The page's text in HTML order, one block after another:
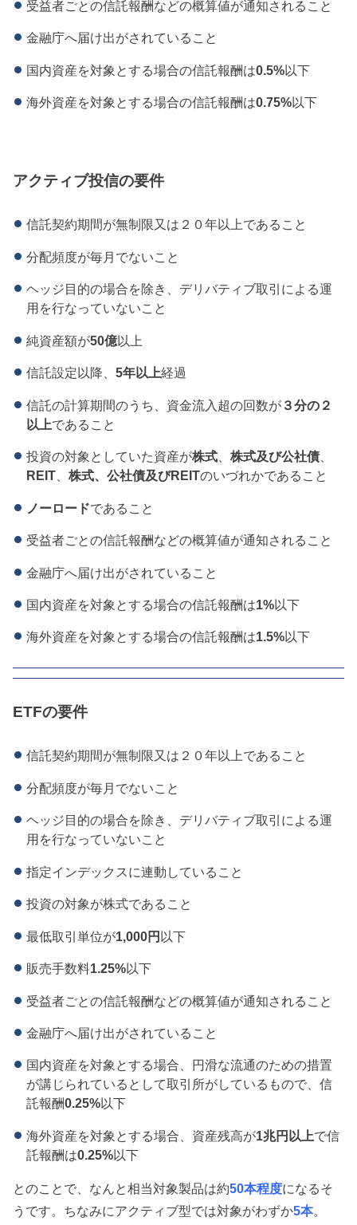
受益者ごとの信託報酬などの概算値が通知されること
金融庁へ届け出がされていること
国内資産を対象とする場合の信託報酬は0.5%以下
海外資産を対象とする場合の信託報酬は0.75%以下
アクティブ投信の要件
信託契約期間が無制限又は２０年以上であること
分配頻度が毎月でないこと
ヘッジ目的の場合を除き、デリバティブ取引による運
用を行なっていないこと
純資産額が50億以上
信託設定以降、 5年以上経過
信託の計算期間のうち、資金流入超の回数が３分の２
以上であること
投資の対象としていた資産が株式、 株式及び公社債、
REIT、 株式、公社債及びREITのいづれかであること
ノーロードであること
受益者ごとの信託報酬などの概算値が通知されること
金融庁へ届け出がされていること
国内資産を対象とする場合の信託報酬は1%以下
海外資産を対象とする場合の信託報酬は1.5%以下
ETFの要件
信託契約期間が無制限又は２０年以上であること
分配頻度が毎月でないこと
ヘッジ目的の場合を除き、デリバティブ取引による運
用を行なっていないこと
指定インデックスに連動していること
投資の対象が株式であること
最低取引単位が1,000円 以下
販売手数料1.25%以下
受益者ごとの信託報酬などの概算値が通知されること
金融庁へ届け出がされていること
国内資産を対象とする場合、円滑な流通のための措置
が講じられているとして取引所がしているもので、信
託報酬0.25%以下
海外資産を対象とする場合、資産残高が1兆円以上で信
託報酬は0.25%以下
とのことで、なんと相当対象製品は約50本程度になるそ
うです。ちなみにアクティブ型では対象がわずか5本。